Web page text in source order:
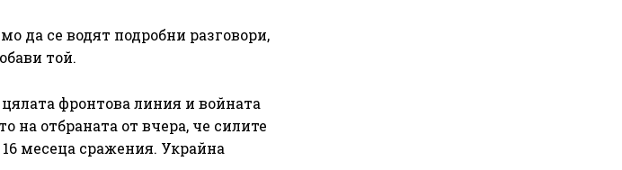
да се водят подробни разговори,
той.
фронтова линия и войната
на отбраната от вчера, че силите
месеца сражения. Украйна